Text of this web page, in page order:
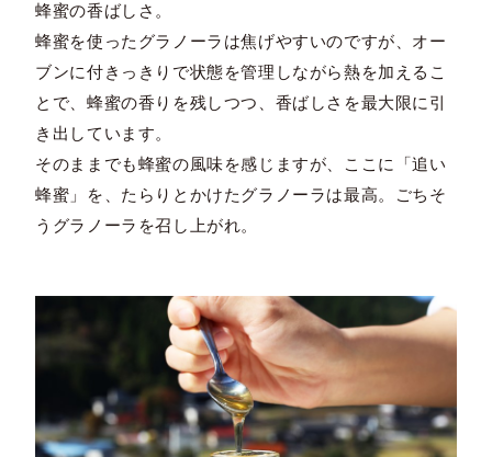
蜂蜜の香ばしさ。
蜂蜜を使ったグラノーラは焦げやすいのですが、オー
ブンに付きっきりで状態を管理しながら熱を加えるこ
とで、蜂蜜の香りを残しつつ、香ばしさを最大限に引
き出しています。
そのままでも蜂蜜の風味を感じますが、ここに「追い
蜂蜜」を、たらりとかけたグラノーラは最高。ごちそ
うグラノーラを召し上がれ。